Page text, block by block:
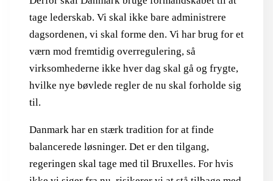
tage lederskab. Vi skal ikke bare administrere
dagsordenen, vi skal forme den. Vi har brug for et
værn mod fremtidig overregulering, så
virksomhederne ikke hver dag skal gå og frygte,
hvilke nye bøvlede regler de nu skal forholde sig
til.
Danmark har en stærk tradition for at finde
balancerede løsninger. Det er den tilgang,
regeringen skal tage med til Bruxelles. For hvis